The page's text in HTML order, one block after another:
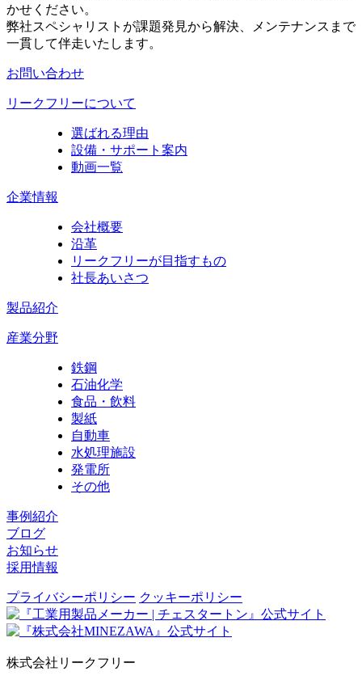
かせください。
弊社スペシャリストが課題発見から解決、メンテナンスまで
一貫して伴走いたします。
お問い合わせ
リークフリーについて
選ばれる理由
設備・サポート案内
動画一覧
企業情報
会社概要
沿革
リークフリーが目指すもの
社長あいさつ
製品紹介
産業分野
鉄鋼
石油化学
食品・飲料
製紙
自動車
水処理施設
発電所
その他
事例紹介
ブログ
お知らせ
採用情報
プライバシーポリシー クッキーポリシー
株式会社リークフリー